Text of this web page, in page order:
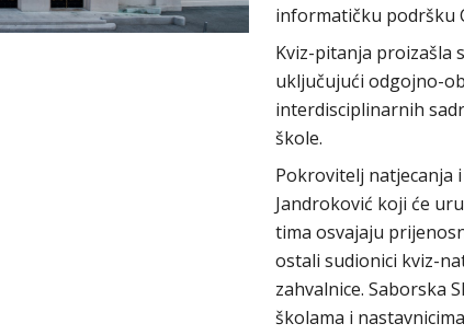
informatičku podršku
Kviz-pitanja proizašla
uključujući odgojno-
interdisciplinarnih
škole.
Pokrovitelj natjecanja
Jandroković koji će
tima osvajaju
ostali sudionici kviz-
zahvalnice. Saborska
školama i